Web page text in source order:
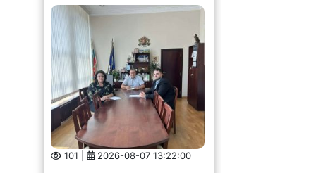
101 | 2026-08-07 13:22:00